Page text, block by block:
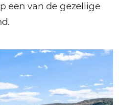
een van de gezellige